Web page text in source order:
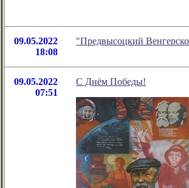
09.05.2022
18:08
"Предвысоцкий
09.05.2022
07:51
С Днём Победы!